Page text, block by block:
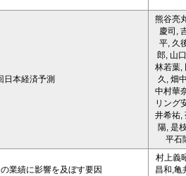
日本経済予測
熊谷亮
慶司,
平, 久
郎, 山
林若葉,
久, 畑
中村華
リング
井希祐,
陽, 是
平石
業績に影響を及ぼす要因
村上義
昌和,亀